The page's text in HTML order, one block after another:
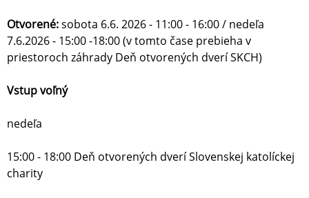
Otvorené:sobota 6.6. 2026 - 11:00 - 16:00 / nedeľa
7.6.2026 - 15:00 -18:00 (v tomto čase prebieha v
priestoroch záhrady Deň otvorených dverí SKCH)
Vstup voľný
nedeľa
15:00 - 18:00 Deň otvorených dverí Slovenskej katolíckej
charity